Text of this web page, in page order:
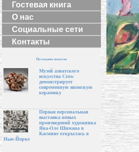
Гостевая книга
О нас
Социальные сети
Контакты
Последние новости
Музей азиатского
искусства Crow
демонстрирует
современную японскую
керамику
Первая персональная
выставка новых
произведений художника
Яна-Оле Шимана в
Касмине открылась в
Нью-Йорке